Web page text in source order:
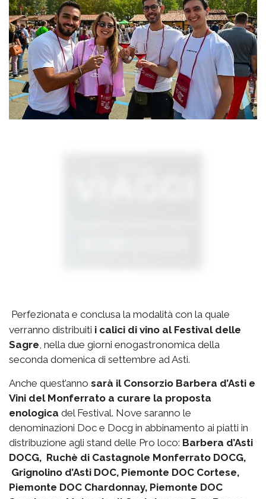
Perfezionata e conclusa la modalità con la quale
verranno distribuiti i calici di vino al Festival delle
Sagre , nella due giorni enogastronomica della
seconda domenica di settembre ad Asti.
Anche quest’anno sarà il Consorzio Barbera d’Asti e
Vini del Monferrato a curare la proposta
enologica del Festival. Nove saranno le
denominazioni Doc e Docg in abbinamento ai piatti in
distribuzione agli stand delle Pro loco: Barbera d’Asti
DOCG, Ruchè di Castagnole Monferrato DOCG,
Grignolino d’Asti DOC, Piemonte DOC Cortese,
Piemonte DOC Chardonnay, Piemonte DOC